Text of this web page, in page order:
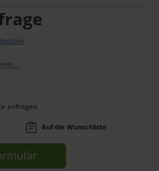
anfragen
Auf die Wunschliste